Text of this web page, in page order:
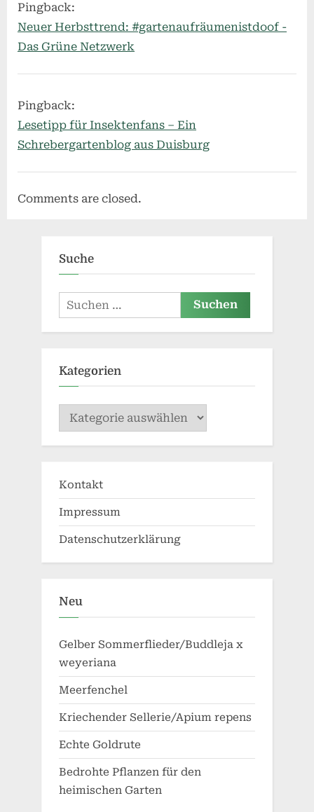
Pingback:
Neuer Herbsttrend: #gartenaufräumenistdoof -
Das Grüne Netzwerk
Pingback:
Lesetipp für Insektenfans – Ein
Schrebergartenblog aus Duisburg
Comments are closed.
Suche
Suchen
nach:
Kategorien
Kategorien
Kontakt
Impressum
Datenschutzerklärung
Neu
Gelber Sommerflieder/Buddleja x
weyeriana
Meerfenchel
Kriechender Sellerie/Apium repens
Echte Goldrute
Bedrohte Pflanzen für den
heimischen Garten